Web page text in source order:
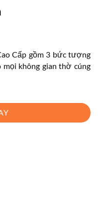
Cấp gồm 3 bức tượng
không gian thờ cúng